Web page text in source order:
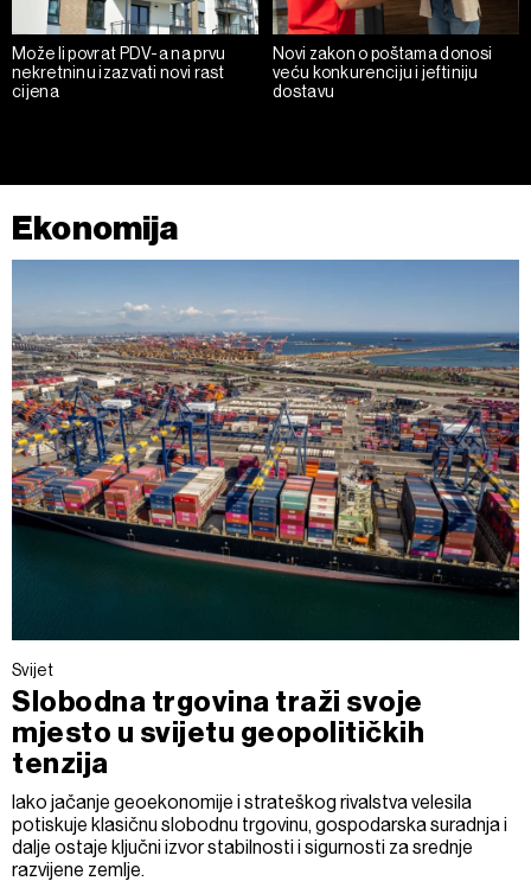
Može li povrat PDV-a na prvu
nekretninu izazvati novi rast
cijena
Novi zakon o poštama donosi
veću konkurenciju i jeftiniju
dostavu
Ekonomija
Svijet
Slobodna trgovina traži svoje
mjesto u svijetu geopolitičkih
tenzija
Iako jačanje geoekonomije i strateškog rivalstva velesila
potiskuje klasičnu slobodnu trgovinu, gospodarska suradnja i
dalje ostaje ključni izvor stabilnosti i sigurnosti za srednje
razvijene zemlje.